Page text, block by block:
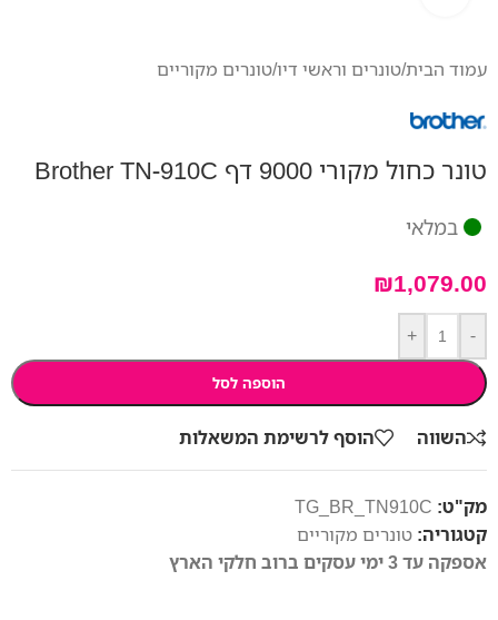
עמוד הבית/טונרים וראשי דיו/טונרים מקוריים
טונר כחול מקורי 9000 דף Brother TN-910C
במלאי
₪1,079.00
-
+
הוספה לסל
השווה הוסף לרשימת המשאלות
מק"ט: TG_BR_TN910C
קטגוריה: טונרים מקוריים
אספקה עד 3 ימי עסקים ברוב חלקי הארץ